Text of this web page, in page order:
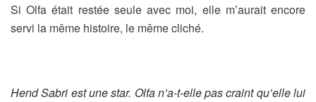
Si Olfa était restée seule avec moi, elle m’aurait encore
servi la même histoire, le même cliché.
Hend Sabri est une star. Olfa n’a-t-elle pas craint qu’elle lui